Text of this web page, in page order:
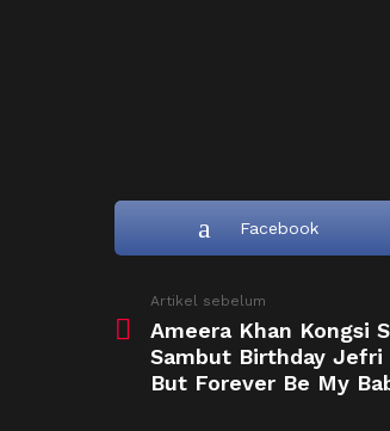
Facebook
more
Artikel sebelum
Ameera Khan Kongsi
Sambut Birthday Jefri
But Forever Be My